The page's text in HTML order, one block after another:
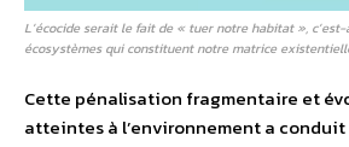
L’écocide serait le fait de « tuer notre habitat »,
écosystèmes qui constituent notre matrice
Cette pénalisation fragmentaire et
atteintes à l’environnement a conduit